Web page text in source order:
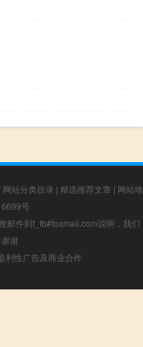
网站分类目录 | 精选推荐文章 | 网站地
号
邮件到f_fb#foxmail.com说明，我们
谢
利性广告及商业合作